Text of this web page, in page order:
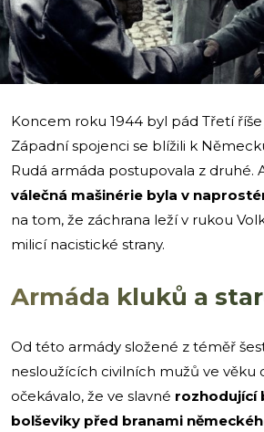
Koncem roku 1944 byl pád Třetí
Západní spojenci se blížili k
Rudá armáda postupovala z druhé.
válečná mašinérie byla v
na tom, že záchrana leží v rukou
milicí nacistické strany.
Armáda kluků a
Od této armády složené z téměř
nesloužících civilních mužů ve věku
očekávalo, že ve slavné rozhodující
bolševiky před branami